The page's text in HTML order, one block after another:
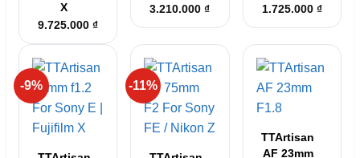
X
9.725.000₫
3.210.000₫
1.725.000 ₫
-9% -11%
TTArtisan
AF 23mm